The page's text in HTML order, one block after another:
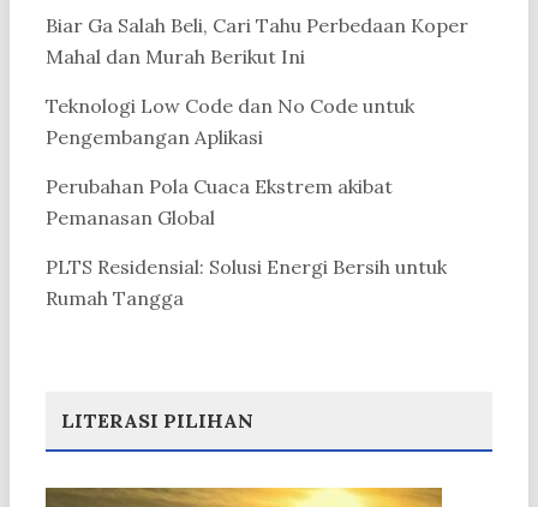
Biar Ga Salah Beli, Cari Tahu Perbedaan Koper
Mahal dan Murah Berikut Ini
Teknologi Low Code dan No Code untuk
Pengembangan Aplikasi
Perubahan Pola Cuaca Ekstrem akibat
Pemanasan Global
PLTS Residensial: Solusi Energi Bersih untuk
Rumah Tangga
LITERASI PILIHAN